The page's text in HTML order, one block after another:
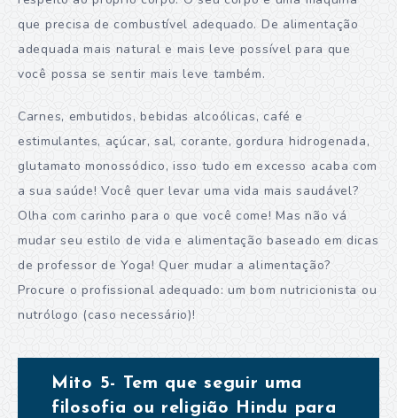
que precisa de combustível adequado. De alimentação
adequada mais natural e mais leve possível para que
você possa se sentir mais leve também.
Carnes, embutidos, bebidas alcoólicas, café e
estimulantes, açúcar, sal, corante, gordura hidrogenada,
glutamato monossódico, isso tudo em excesso acaba com
a sua saúde! Você quer levar uma vida mais saudável?
Olha com carinho para o que você come! Mas não vá
mudar seu estilo de vida e alimentação baseado em dicas
de professor de Yoga! Quer mudar a alimentação?
Procure o profissional adequado: um bom nutricionista ou
nutrólogo (caso necessário)!
Mito 5- Tem que seguir uma
filosofia ou religião Hindu para